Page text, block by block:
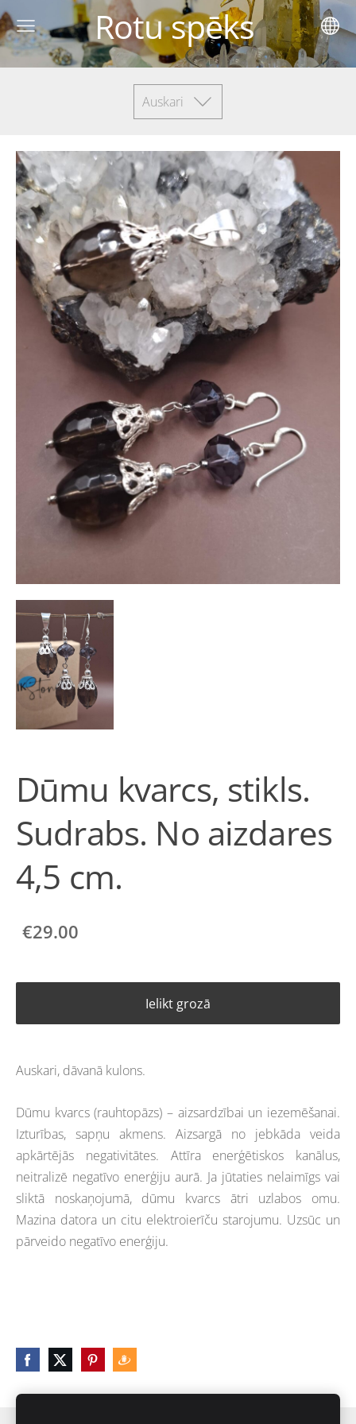
Rotu spēks
Auskari
Dūmu kvarcs, stikls.
Sudrabs. No aizdares
4,5 cm.
€29.00
Ielikt grozā
Auskari, dāvanā kulons.
Dūmu kvarcs (rauhtopāzs) – aizsardzībai un iezemēšanai.
Izturības, sapņu akmens. Aizsargā no jebkāda veida
apkārtējās negativitātes. Attīra enerģētiskos kanālus,
neitralizē negatīvo enerģiju aurā. Ja jūtaties nelaimīgs vai
sliktā noskaņojumā, dūmu kvarcs ātri uzlabos omu.
Mazina datora un citu elektroierīču starojumu. Uzsūc un
pārveido negatīvo enerģiju.